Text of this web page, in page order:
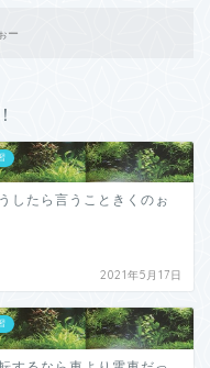
ー
したら言うこときくのぉ
2021年5月17日